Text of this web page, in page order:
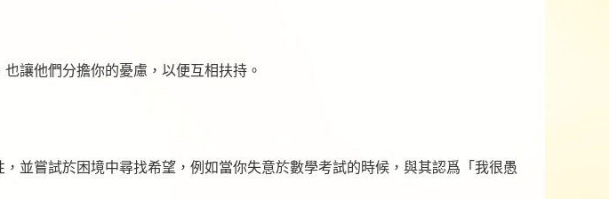
讓他們分擔你的憂慮，以便互相扶持。
並嘗試於困境中尋找希望，例如當你失意於數學考試的時候，與其認爲「我很愚